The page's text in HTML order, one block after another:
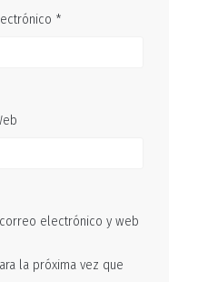
*
electrónico y web
la próxima vez que